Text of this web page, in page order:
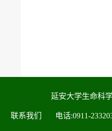
延安大学生命
联系我们 电话:0911-